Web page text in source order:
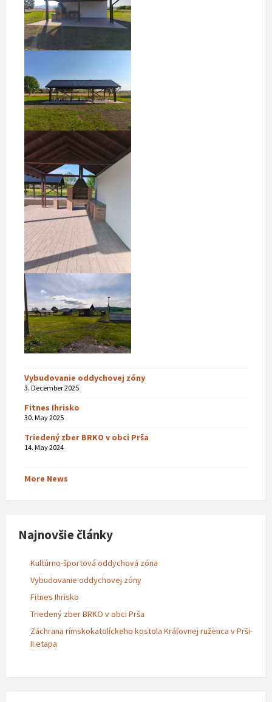
Vybudovanie oddychovej zóny
3. December 2025
Fitnes Ihrisko
30. May 2025
Triedený zber BRKO v obci Prša
14. May 2024
More News
Najnovšie články
Kultúrno-športová oddychová zóna
Vybudovanie oddychovej zóny
Fitnes Ihrisko
Triedený zber BRKO v obci Prša
Záchrana rímskokatolíckeho kostola Kráľovnej ruženca v Prši-
II.etapa